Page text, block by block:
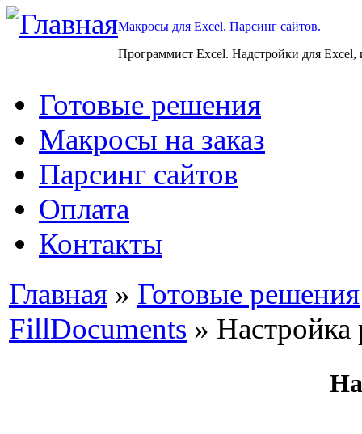
Макросы для Excel. Парсинг сайтов.
Программист Excel. Надстройки для Excel,
Готовые решения
Макросы на заказ
Парсинг сайтов
Оплата
Контакты
Главная » Готовые решения
FillDocuments » Настройка